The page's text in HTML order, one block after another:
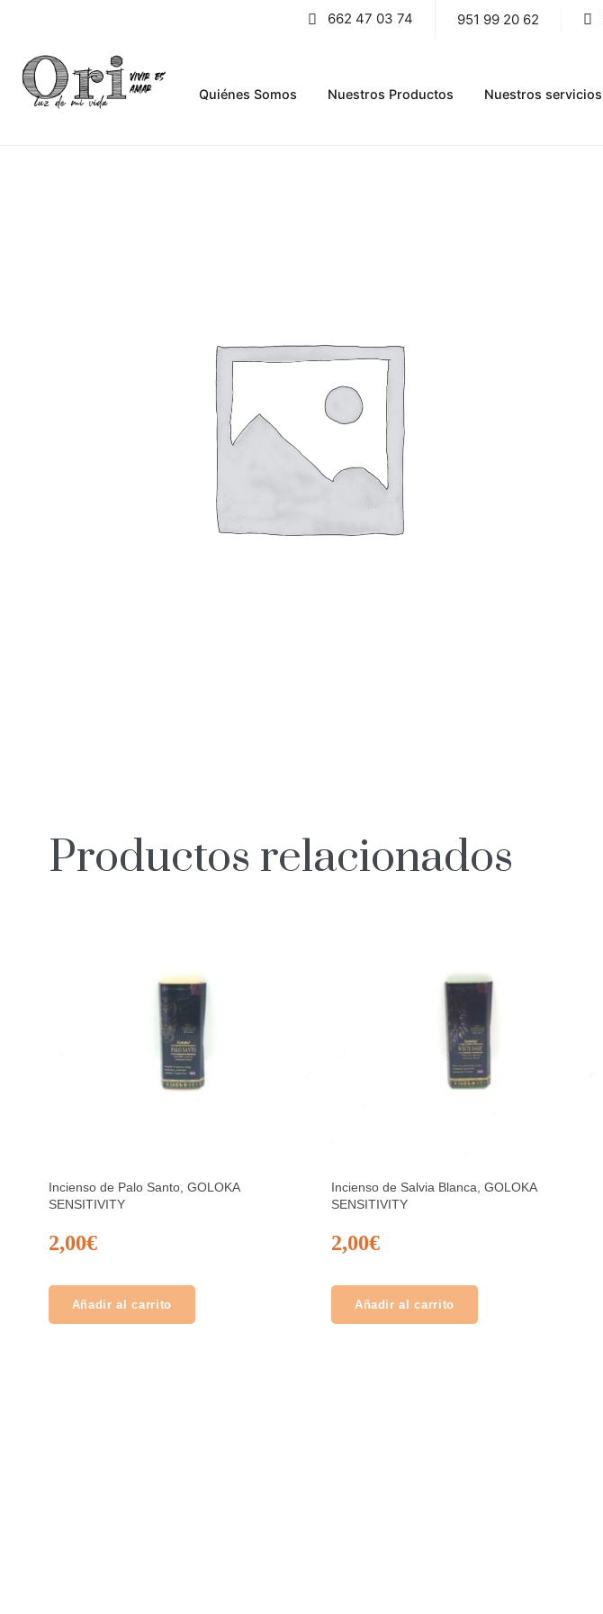
662 47 03 74 951 99 20 62
Quiénes Somos Nuestros Productos Nuestros servicios
Productos relacionados
Incienso de Palo Santo, GOLOKA
SENSITIVITY
2,00€
Añadir al carrito
Incienso de Salvia Blanca, GOLOKA
SENSITIVITY
2,00€
Añadir al carrito